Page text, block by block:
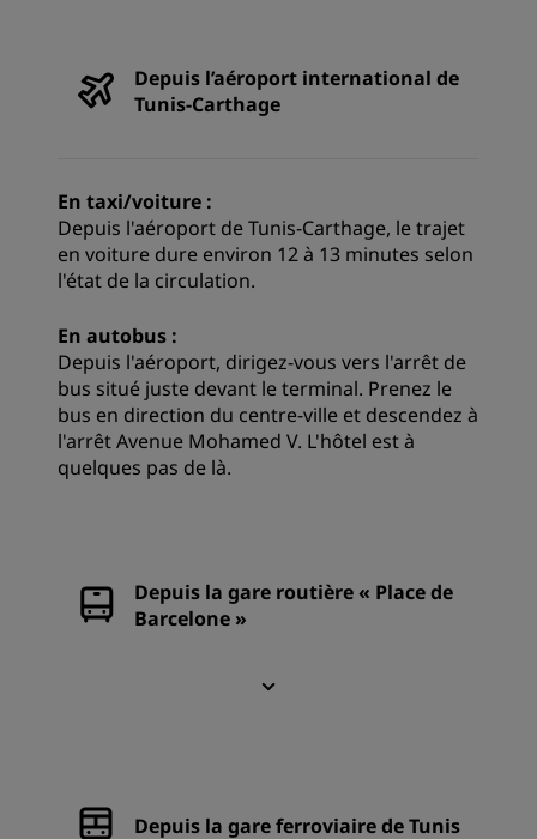
Depuis l’aéroport international de
Tunis-Carthage
En taxi/voiture :
Depuis l'aéroport de Tunis-Carthage, le trajet
en voiture dure environ 12 à 13 minutes selon
l'état de la circulation.
En autobus :
Depuis l'aéroport, dirigez-vous vers l'arrêt de
bus situé juste devant le terminal. Prenez le
bus en direction du centre-ville et descendez à
l'arrêt Avenue Mohamed V. L'hôtel est à
quelques pas de là.
Depuis la gare routière « Place de
Barcelone »
Depuis la gare ferroviaire de Tunis